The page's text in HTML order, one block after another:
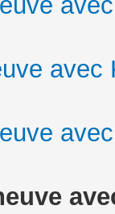
avec